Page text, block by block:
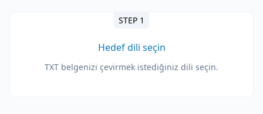
STEP 1
Hedef dili seçin
TXT belgenizi çevirmek istediğiniz dili seçin.